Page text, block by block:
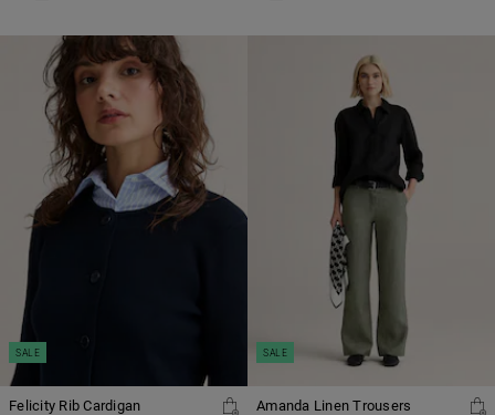
Felicity Rib Cardigan
SALE
Amanda Linen Trousers
SALE